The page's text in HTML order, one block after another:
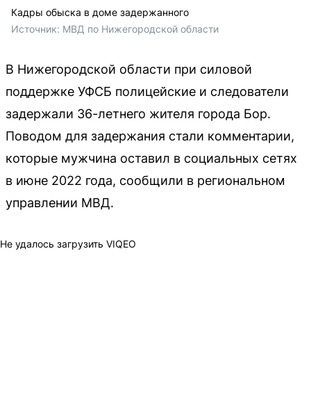
Кадры обыска в доме задержанного
Источник: МВД по Нижегородской области
В Нижегородской области при силовой
поддержке УФСБ полицейские и следователи
задержали 36-летнего жителя города Бор.
Поводом для задержания стали комментарии,
которые мужчина оставил в социальных сетях
в июне 2022 года, сообщили в региональном
управлении МВД.
Не удалось загрузить VIQEO